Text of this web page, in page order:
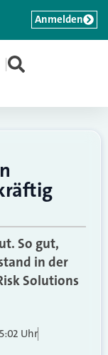
|
Anmelden
So gut,
in der
Solutions
Uhr